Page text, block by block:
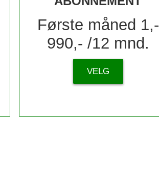
Første måned 1,-
990,- /12 mnd.
VELG